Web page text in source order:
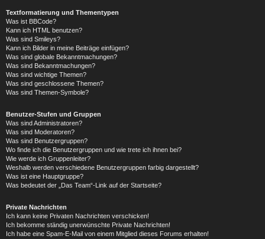
Textformatierung und Thementypen
Was ist BBCode?
Kann ich HTML benutzen?
Was sind Smileys?
Kann ich Bilder in meine Beiträge einfügen?
Was sind globale Bekanntmachungen?
Was sind Bekanntmachungen?
Was sind wichtige Themen?
Was sind geschlossene Themen?
Was sind Themen-Symbole?
Benutzer-Stufen und Gruppen
Was sind Administratoren?
Was sind Moderatoren?
Was sind Benutzergruppen?
Wo finde ich die Benutzergruppen und wie trete ich ihnen bei?
Wie werde ich Gruppenleiter?
Weshalb werden verschiedene Benutzergruppen farbig dargestellt?
Was ist eine Hauptgruppe?
Was bedeutet der „Das Team“-Link auf der Startseite?
Private Nachrichten
Ich kann keine Privaten Nachrichten verschicken!
Ich bekomme ständig unerwünschte Private Nachrichten!
Ich habe eine Spam-E-Mail von einem Mitglied dieses Forums erhalten!